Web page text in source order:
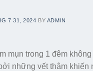
7 31, 2024 BY ADMIN
mụn trong 1 đêm
những vết thâm khiến